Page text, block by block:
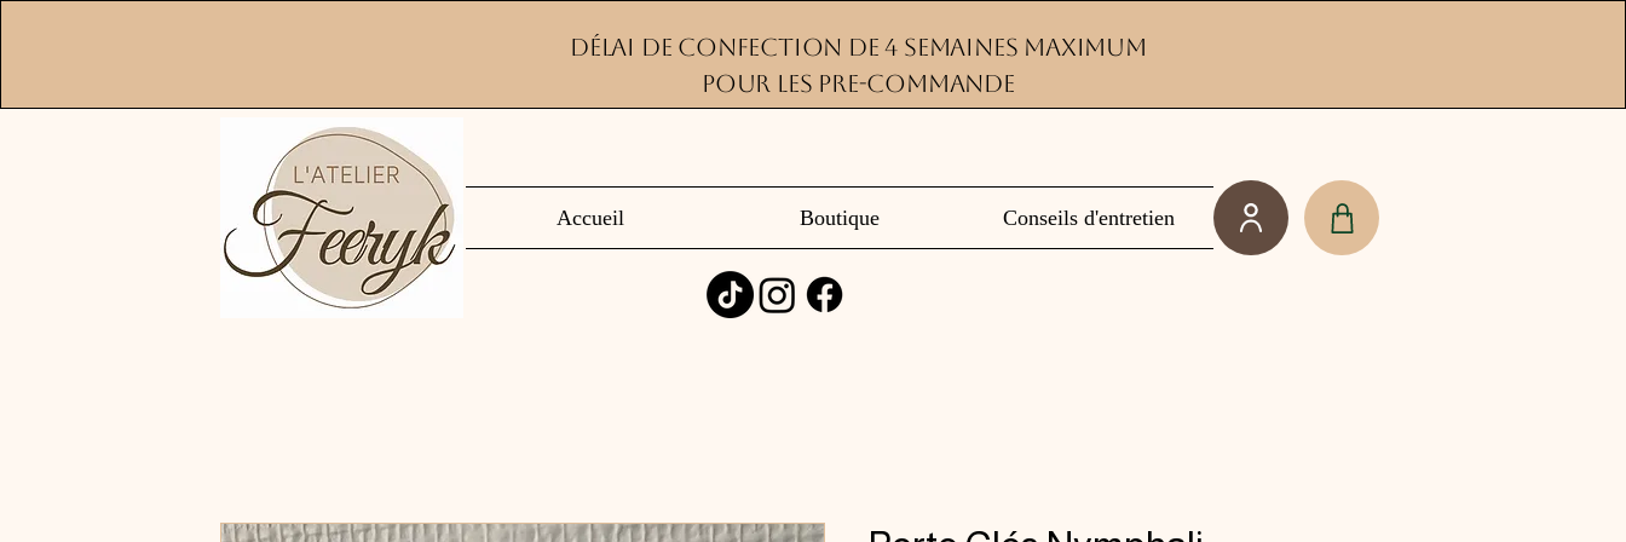
Délai de confection de 4 semaines maximum
pour les pre-commande
Accueil Boutique Conseils d'entretien